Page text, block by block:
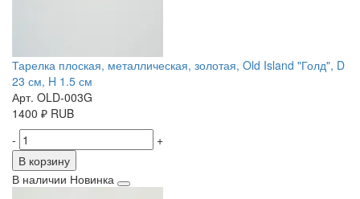
Тарелка плоская, металлическая, золотая, Old Island "Голд", D
23 см, H 1.5 см
Арт. OLD-003G
1400 ₽ RUB
-
+
В корзину
В наличии Новинка